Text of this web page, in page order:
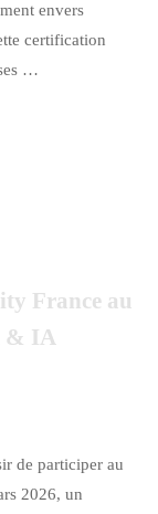
envers
certification
…
France au
& IA
de participer au
2026, un